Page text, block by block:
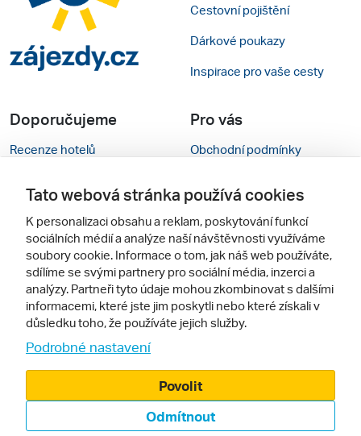
Cestovní pojištění
Dárkové poukazy
Inspirace pro vaše cesty
Doporučujeme
Recenze hotelů
Zájazdy.sk
Pro vás
Obchodní podmínky
Mobilní verze webu
Sledujte nás
© 2000 - 2026, Zájezdy.cz
Tato webová stránka používá cookies
K personalizaci obsahu a reklam, poskytování funkcí
sociálních médií a analýze naší návštěvnosti využíváme
soubory cookie. Informace o tom, jak náš web používáte,
sdílíme se svými partnery pro sociální média, inzerci a
analýzy. Partneři tyto údaje mohou zkombinovat s dalšími
informacemi, které jste jim poskytli nebo které získali v
důsledku toho, že používáte jejich služby.
Podrobné nastavení
Odmítnout
Povolit